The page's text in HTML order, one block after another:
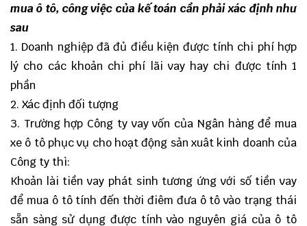
mua ô tô, công việc của kế toán cần phải xác định như
sau
1. Doanh nghiệp đã đủ điều kiện được tính chi phí hợp
lý cho các khoản chi phí lãi vay hay chi được tính 1
phần
2. Xác định đối tượng
3. Trường hợp Công ty vay vốn của Ngân hàng để mua
xe ô tô phục vụ cho hoạt động sản xuât kinh doanh của
Công ty thì:
Khoản lài tiền vay phát sinh tương ứng với số tiền vay
để mua ô tô tính đến thời điêm đưa ô tô vào trạng thái
sẵn sàng sử dụng được tính vào nguyên giá của ô tô